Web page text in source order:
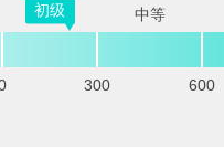
初级 中等
300 600